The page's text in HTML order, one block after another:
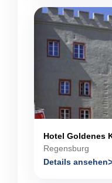
Hotel Goldenes
Regensburg
Details ansehen